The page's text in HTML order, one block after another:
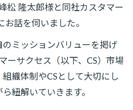
松 隆太郎様と同社カスタマー
話を伺いました。
ミッションバリューを掲げ
ーサクセス（以下、CS）市場
織体制やCSとして大切にし
紐解いていきます。